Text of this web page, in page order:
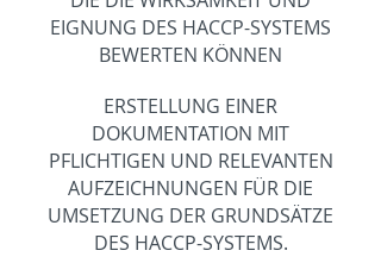
EIGNUNG DES HACCP-SYSTEMS
BEWERTEN KÖNNEN
ERSTELLUNG EINER
DOKUMENTATION MIT
PFLICHTIGEN UND RELEVANTEN
AUFZEICHNUNGEN FÜR DIE
UMSETZUNG DER GRUNDSÄTZE
DES HACCP-SYSTEMS.